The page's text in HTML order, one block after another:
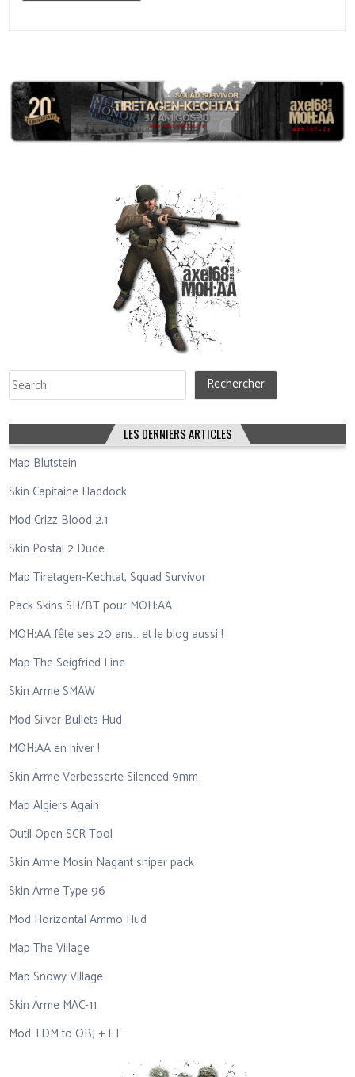
Rechercher Rechercher
LES DERNIERS ARTICLES
Map Blutstein
Skin Capitaine Haddock
Mod Crizz Blood 2.1
Skin Postal 2 Dude
Map Tiretagen-Kechtat, Squad Survivor
Pack Skins SH/BT pour MOH:AA
MOH:AA fête ses 20 ans… et le blog aussi !
Map The Seigfried Line
Skin Arme SMAW
Mod Silver Bullets Hud
MOH:AA en hiver !
Skin Arme Verbesserte Silenced 9mm
Map Algiers Again
Outil Open SCR Tool
Skin Arme Mosin Nagant sniper pack
Skin Arme Type 96
Mod Horizontal Ammo Hud
Map The Village
Map Snowy Village
Skin Arme MAC-11
Mod TDM to OBJ + FT